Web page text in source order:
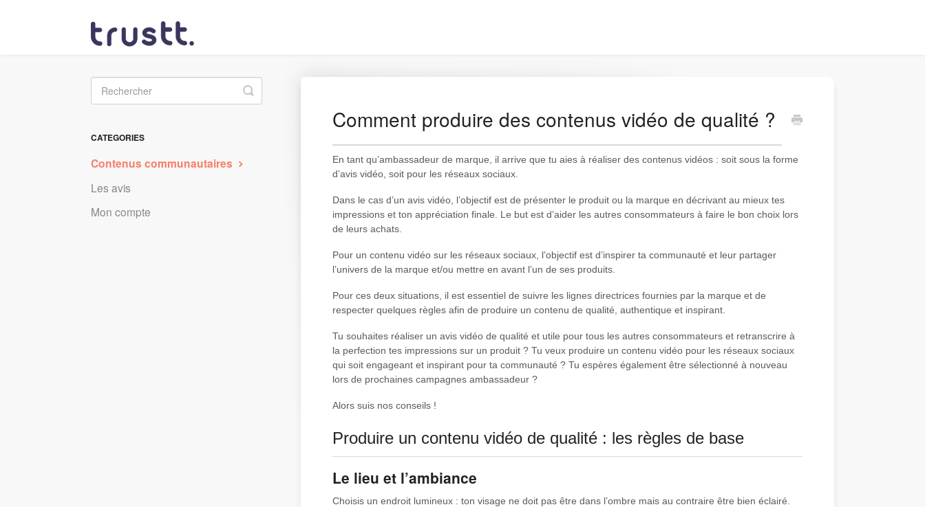
Comment produire des contenus vidéo de qualité ?
En tant qu’ambassadeur de marque, il arrive que tu aies à réaliser des contenus vidéos : soit sous la forme
d’avis vidéo, soit pour les réseaux sociaux.
Dans le cas d’un avis vidéo, l’objectif est de présenter le produit ou la marque en décrivant au mieux tes
impressions et ton appréciation finale. Le but est d’aider les autres consommateurs à faire le bon choix lors
de leurs achats.
Pour un contenu vidéo sur les réseaux sociaux, l’objectif est d’inspirer ta communauté et leur partager
l’univers de la marque et/ou mettre en avant l’un de ses produits.
Pour ces deux situations, il est essentiel de suivre les lignes directrices fournies par la marque et de
respecter quelques règles afin de produire un contenu de qualité, authentique et inspirant.
Tu souhaites réaliser un avis vidéo de qualité et utile pour tous les autres consommateurs et retranscrire à
la perfection tes impressions sur un produit ? Tu veux produire un contenu vidéo pour les réseaux sociaux
qui soit engageant et inspirant pour ta communauté ? Tu espères également être sélectionné à nouveau
lors de prochaines campagnes ambassadeur ?
Alors suis nos conseils !
Produire un contenu vidéo de qualité : les règles de base
Le lieu et l’ambiance
Choisis un endroit lumineux : ton visage ne doit pas être dans l’ombre mais au contraire être bien éclairé.
Toggle
Search
CATEGORIES
Contenus communautaires
Les avis
Mon compte